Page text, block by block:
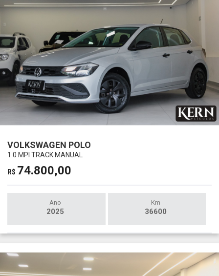
VOLKSWAGEN POLO
1.0 MPI TRACK MANUAL
R$ 74.800,00
Ano
2025
Km
36600